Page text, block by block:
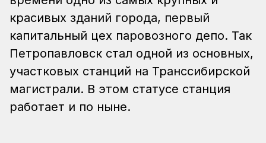
красивых зданий города, первый
капитальный цех паровозного депо. Так
Петропавловск стал одной из основных,
участковых станций на Транссибирской
магистрали. В этом статусе станция
работает и по ныне.